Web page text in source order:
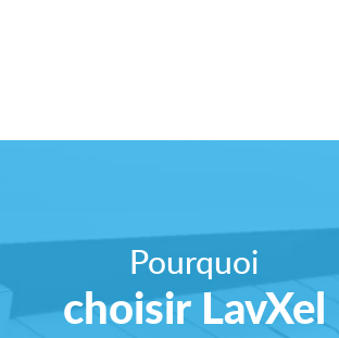
Pourquoi
choisir LavXel